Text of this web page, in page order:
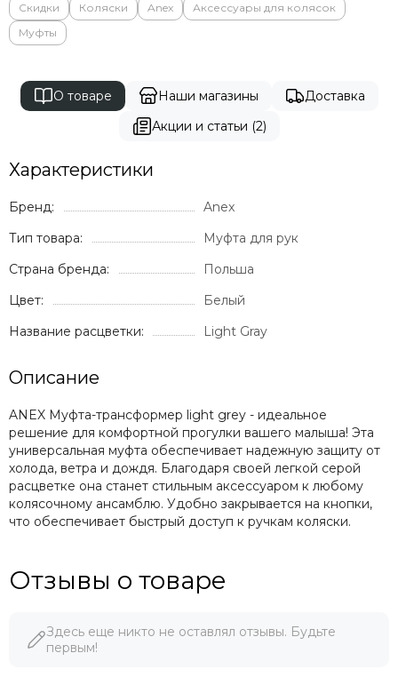
Скидки Коляски Anex
Аксессуары для колясок
Муфты
О товаре Наши магазины
Доставка
Акции и статьи (2)
Характеристики
Бренд:
Anex
Тип товара:
Муфта для рук
Страна бренда:
Польша
Цвет:
Белый
Название расцветки:
Light Gray
Описание
ANEX Муфта-трансформер light grey - идеальное
решение для комфортной прогулки вашего малыша! Эта
универсальная муфта обеспечивает надежную защиту от
холода, ветра и дождя. Благодаря своей легкой серой
расцветке она станет стильным аксессуаром к любому
колясочному ансамблю. Удобно закрывается на кнопки,
что обеспечивает быстрый доступ к ручкам коляски.
Отзывы о товаре
Здесь еще никто не оставлял отзывы. Будьте
первым!